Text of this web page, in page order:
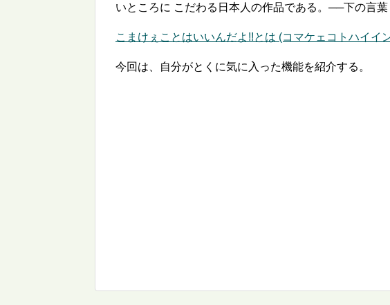
いところに こだわる日本人の作品である。──下の言
こまけぇことはいいんだよ!!とは (コマケェコトハイイ
今回は、自分がとくに気に入った機能を紹介する。